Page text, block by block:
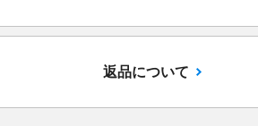
返品について